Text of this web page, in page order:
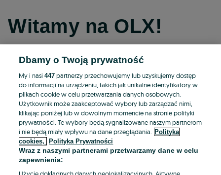
Witamy na OLX!
Kontynuuj przez Facebooka
Kontynuuj przez konto Apple
Kontynuuj przez konto Google
LUB
Dbamy o Twoją prywatność
My i nasi447 partnerzy przechowujemy lub uzyskujemy dostęp
do informacji na urządzeniu, takich jak unikalne identyfikatory w
plikach cookie w celu przetwarzania danych osobowych.
Użytkownik może zaakceptować wybory lub zarządzać nimi,
klikając poniżej lub w dowolnym momencie na stronie polityki
prywatności. Te wybory będą sygnalizowane naszym partnerom
i nie będą miały wpływu na dane przeglądania.
Polityka
cookies,
Polityka Prywatności
Wraz z naszymi partnerami przetwarzamy dane w celu
zapewnienia:
Użycie dokładnych danych geolokalizacyjnych. Aktywne